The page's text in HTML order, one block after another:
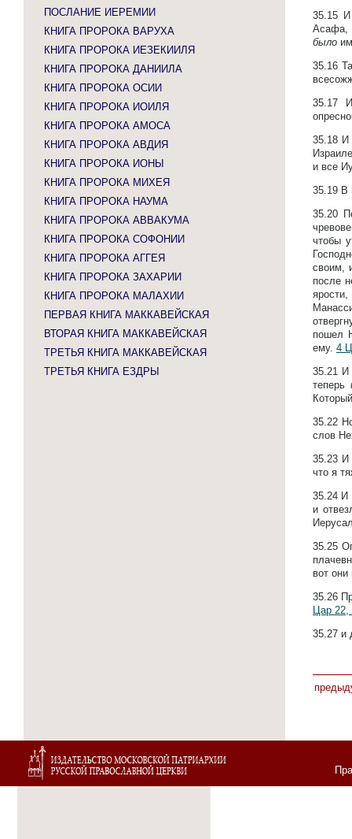
ПОСЛАНИЕ ИЕРЕМИИ
КНИГА ПРОРОКА ВАРУХА
КНИГА ПРОРОКА ИЕЗЕКИИЛЯ
КНИГА ПРОРОКА ДАНИИЛА
КНИГА ПРОРОКА ОСИИ
КНИГА ПРОРОКА ИОИЛЯ
КНИГА ПРОРОКА АМОСА
КНИГА ПРОРОКА АВДИЯ
КНИГА ПРОРОКА ИОНЫ
КНИГА ПРОРОКА МИХЕЯ
КНИГА ПРОРОКА НАУМА
КНИГА ПРОРОКА АВВАКУМА
КНИГА ПРОРОКА СОФОНИИ
КНИГА ПРОРОКА АГГЕЯ
КНИГА ПРОРОКА ЗАХАРИИ
КНИГА ПРОРОКА МАЛАХИИ
ПЕРВАЯ КНИГА МАККАВЕЙСКАЯ
ВТОРАЯ КНИГА МАККАВЕЙСКАЯ
ТРЕТЬЯ КНИГА МАККАВЕЙСКАЯ
ТРЕТЬЯ КНИГА ЕЗДРЫ
35.15
Асафа,
было
35.16
35.17
35.18 И
и все
35.19 В
35.20
чтобы
своим,
после
пошел
ему. 4
35.21 И
теперь
35.22
слов
35.23 И
что я
35.24 И
и
35.25
вот
35.26
Цар 22,
35.27 и